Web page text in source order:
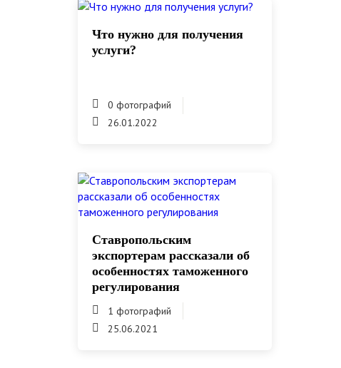
Что нужно для получения
услуги?
0 фотографий
26.01.2022
Ставропольским
экспортерам рассказали об
особенностях таможенного
регулирования
1 фотографий
25.06.2021